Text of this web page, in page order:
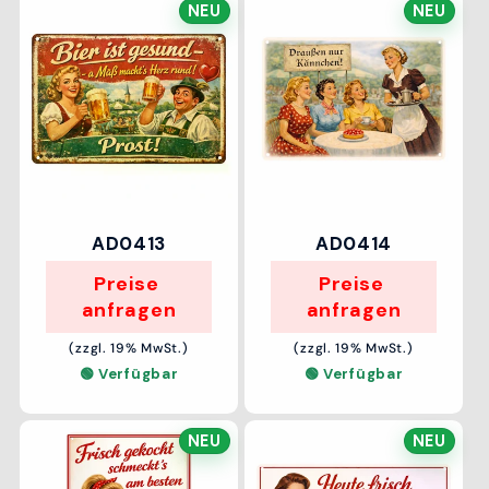
NEU
AD0413
Preise
anfragen
(zzgl. 19% MwSt.)
🟢 Verfügbar
NEU
AD0414
Preise
anfragen
(zzgl. 19% MwSt.)
🟢 Verfügbar
NEU NEU